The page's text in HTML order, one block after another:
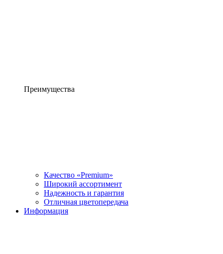
Преимущества
Качество «Premium»
Широкий ассортимент
Надежность и гарантия
Отличная цветопередача
Информация